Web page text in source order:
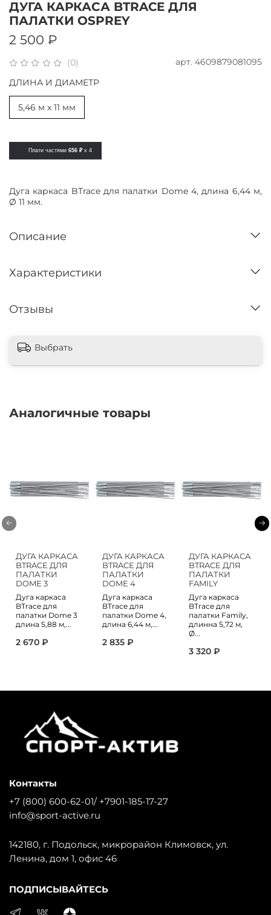
(0) арт. 4609879081095
ДУГА КАРКАСА BTRACE ДЛЯ
ПАЛАТКИ OSPREY
2 500 ₽
Плати частями 656 ₽ x 4
ДЛИНА И ДИАМЕТР
5,46 м х 11 мм
Дуга каркаса BTrace для палатки Dome 4, длина 6,44 м,
Ø 11 мм.
Описание
Характеристики
Отзывы
Выбрать
Аналогичные товары
ДУГА КАРКАСА
BTRACE ДЛЯ
ПАЛАТКИ
DOME 3
Дуга каркаса
BTrace для
палатки Dome 3
длина 5,88 м,...
2 670 ₽
ДУГА КАРКАСА
BTRACE ДЛЯ
ПАЛАТКИ
DOME 4
Дуга каркаса
BTrace для
палатки Dome 4,
длина 6,44 м,...
2 835 ₽
ДУГА КАРКАСА
BTRACE ДЛЯ
ПАЛАТКИ
FAMILY
Дуга каркаса
BTrace для
палатки Family,
длинна 5,72 м,
Ø...
3 320 ₽
Контакты
+7 (800) 600-62-01/ +7901-185-17-27
info@sport-active.ru
142180, г. Подольск, микрорайон Климовск, ул.
Ленина, дом 1, офис 46
ПОДПИСЫВАЙТЕСЬ